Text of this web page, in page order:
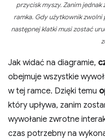
przycisk myszy. Zanim
ramka. Gdy użytkownik
następnej klatki musi zostać
Jak widać na diagramie,
obejmuje wszystkie
w tej ramce. Dzięki temu
który upływa, zanim
wywołanie zwrotne
czas potrzebny na